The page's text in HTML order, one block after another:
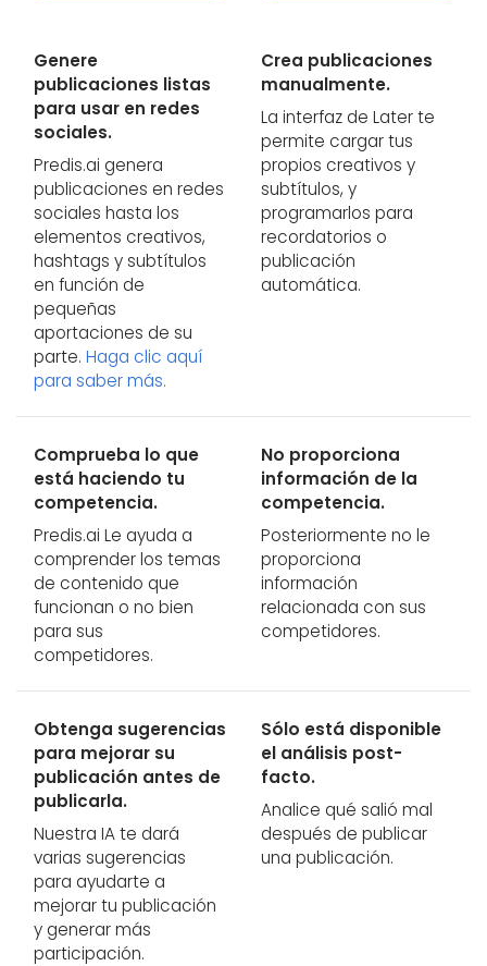
Genere
publicaciones listas
para usar en redes
sociales.
Predis.ai genera
publicaciones en redes
sociales hasta los
elementos creativos,
hashtags y subtítulos
en función de
pequeñas
aportaciones de su
parte. Haga clic aquí
para saber más.
Crea publicaciones
manualmente.
La interfaz de Later te
permite cargar tus
propios creativos y
subtítulos, y
programarlos para
recordatorios o
publicación
automática.
Comprueba lo que
está haciendo tu
competencia.
Predis.ai Le ayuda a
comprender los temas
de contenido que
funcionan o no bien
para sus
competidores.
No proporciona
información de la
competencia.
Posteriormente no le
proporciona
información
relacionada con sus
competidores.
Obtenga sugerencias
para mejorar su
publicación antes de
publicarla.
Nuestra IA te dará
varias sugerencias
para ayudarte a
mejorar tu publicación
y generar más
participación.
Sólo está disponible
el análisis post-
facto.
Analice qué salió mal
después de publicar
una publicación.